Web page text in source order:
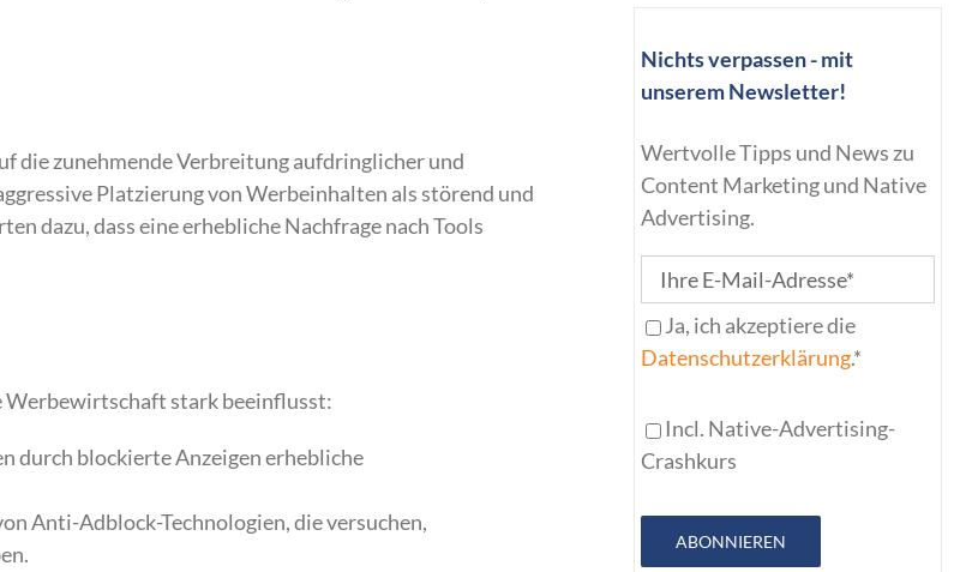
die zunehmende Verbreitung aufdringlicher und
Platzierung von Werbeinhalten als störend und
dazu, dass eine erhebliche Nachfrage nach Tools
Werbewirtschaft stark beeinflusst:
durch blockierte Anzeigen erhebliche
Anti-Adblock-Technologien, die versuchen,
Nichts verpassen - mit
unserem Newsletter!
Wertvolle Tipps und News zu
Content Marketing und Native
Advertising.
Ja, ich akzeptiere die
Datenschutzerklärung.*
Incl. Native-Advertising-
Crashkurs
ABONNIEREN